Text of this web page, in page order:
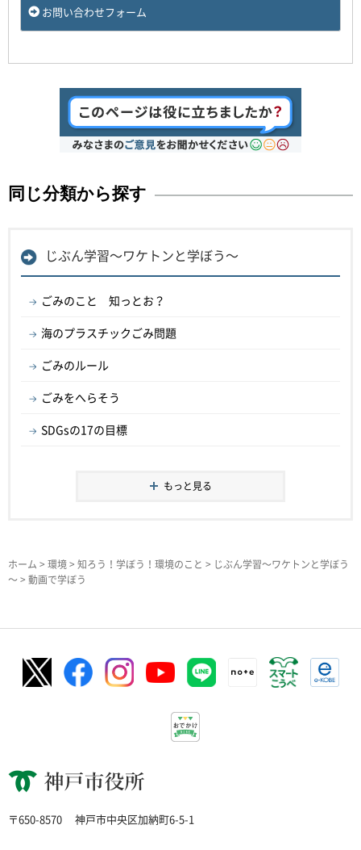
お問い合わせフォーム
同じ分類から探す
じぶん学習～ワケトンと学ぼう～
ごみのこと 知っとお？
海のプラスチックごみ問題
ごみのルール
ごみをへらそう
SDGsの17の目標
もっと見る
ホーム > 環境> 知ろう！学ぼう！環境のこと > じぶん学習～ワケトンと学ぼう
～> 動画で学ぼう
神戸市役所
〒650-8570 神戸市中央区加納町6-5-1